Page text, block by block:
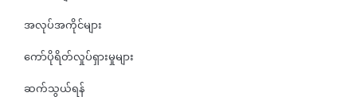
အလုပ်အကိုင်များ
ကော်ပိုရိတ်လှုပ်ရှားမှုများ
ဆက်သွယ်ရန်